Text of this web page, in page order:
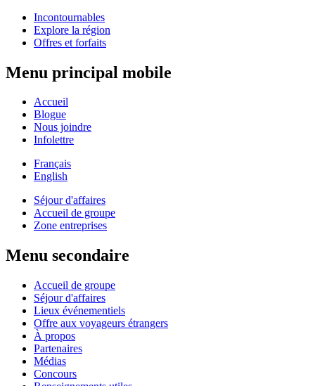
Incontournables
Explore la région
Offres et forfaits
Menu principal mobile
Accueil
Blogue
Nous joindre
Infolettre
Français
English
Séjour d'affaires
Accueil de groupe
Zone entreprises
Menu secondaire
Accueil de groupe
Séjour d'affaires
Lieux événementiels
Offre aux voyageurs étrangers
À propos
Partenaires
Médias
Concours